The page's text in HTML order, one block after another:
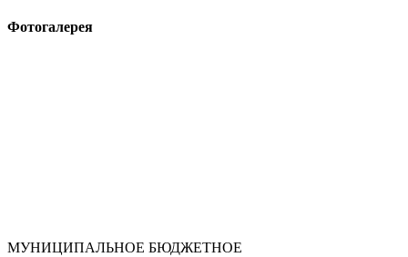
Фотогалерея
МУНИЦИПАЛЬНОЕ БЮДЖЕТНОЕ